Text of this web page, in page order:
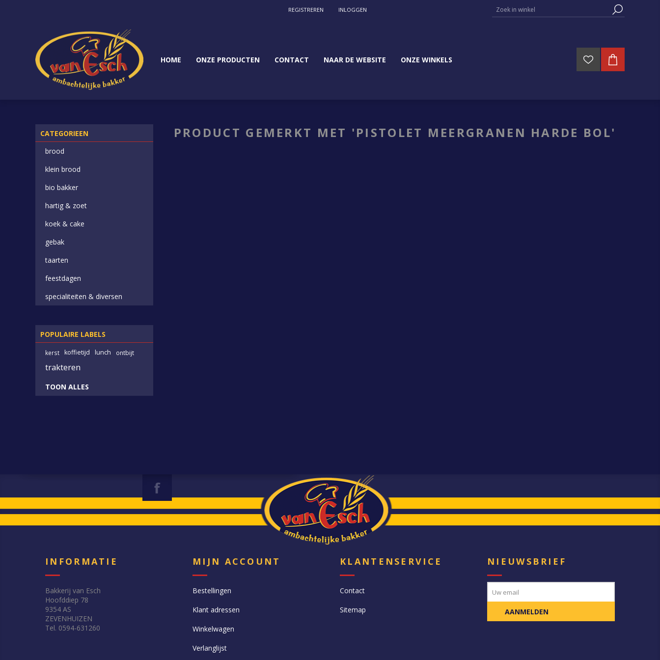
REGISTREREN INLOGGEN
HOME ONZE PRODUCTEN CONTACT NAAR DE WEBSITE ONZE WINKELS
PRODUCT GEMERKT MET 'PISTOLET MEERGRANEN HARDE BOL'
CATEGORIEEN
brood
klein brood
bio bakker
hartig & zoet
koek & cake
gebak
taarten
feestdagen
specialiteiten & diversen
POPULAIRE LABELS
kerst koffietijd lunch ontbijt
trakteren
TOON ALLES
INFORMATIE
Bakkerij van Esch
Hoofddiep 78
9354 AS
ZEVENHUIZEN
Tel. 0594-631260
MIJN ACCOUNT
Bestellingen
Klant adressen
Winkelwagen
Verlanglijst
KLANTENSERVICE
Contact
Sitemap
NIEUWSBRIEF